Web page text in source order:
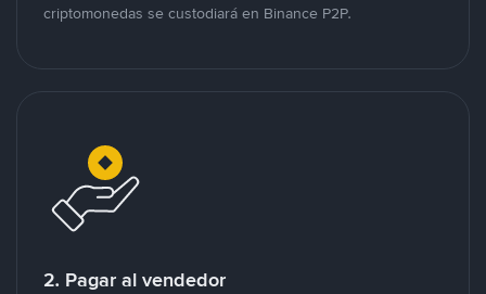
criptomonedas se custodiará en Binance P2P.
2. Pagar al vendedor